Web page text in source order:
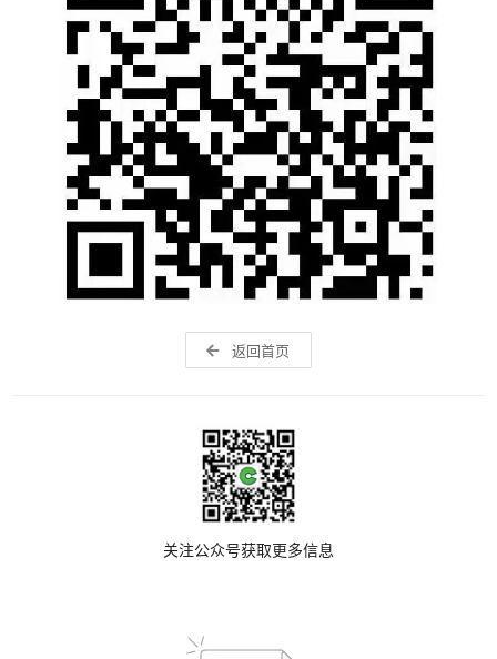
返回首页
关注公众号获取更多信息